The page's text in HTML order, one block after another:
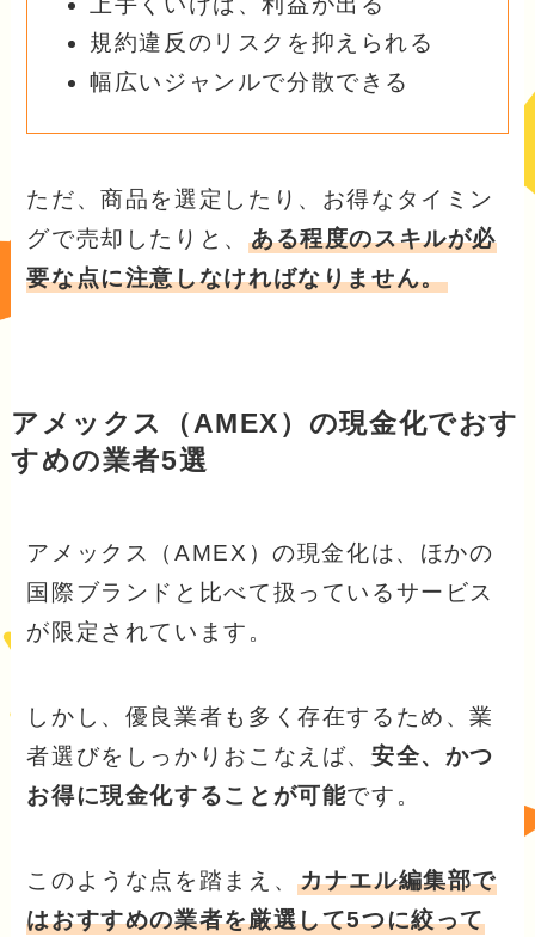
規約違反のリスクを抑えられる
幅広いジャンルで分散できる
ただ、商品を選定したり、お得なタイミン
グで売却したりと、 ある程度のスキルが必
要な点に注意しなければなりません。
アメックス（AMEX）の現金化でおす
すめの業者5選
アメックス（AMEX）の現金化は、ほかの
国際ブランドと比べて扱っているサービス
が限定されています。
しかし、優良業者も多く存在するため、業
者選びをしっかりおこなえば、 安全、かつ
お得に現金化することが可能です。
このような点を踏まえ、カナエル編集部で
はおすすめの業者を厳選して5つに絞って